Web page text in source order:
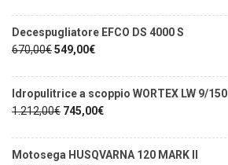
Decespugliatore EFCO DS 4000 S
670,00€549,00€
Idropulitrice a scoppio WORTEX LW 9/150
1.212,00€ 745,00€
Motosega HUSQVARNA 120 MARK II